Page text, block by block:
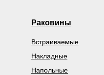
Раковины
Встраиваемые
Накладные
Напольные